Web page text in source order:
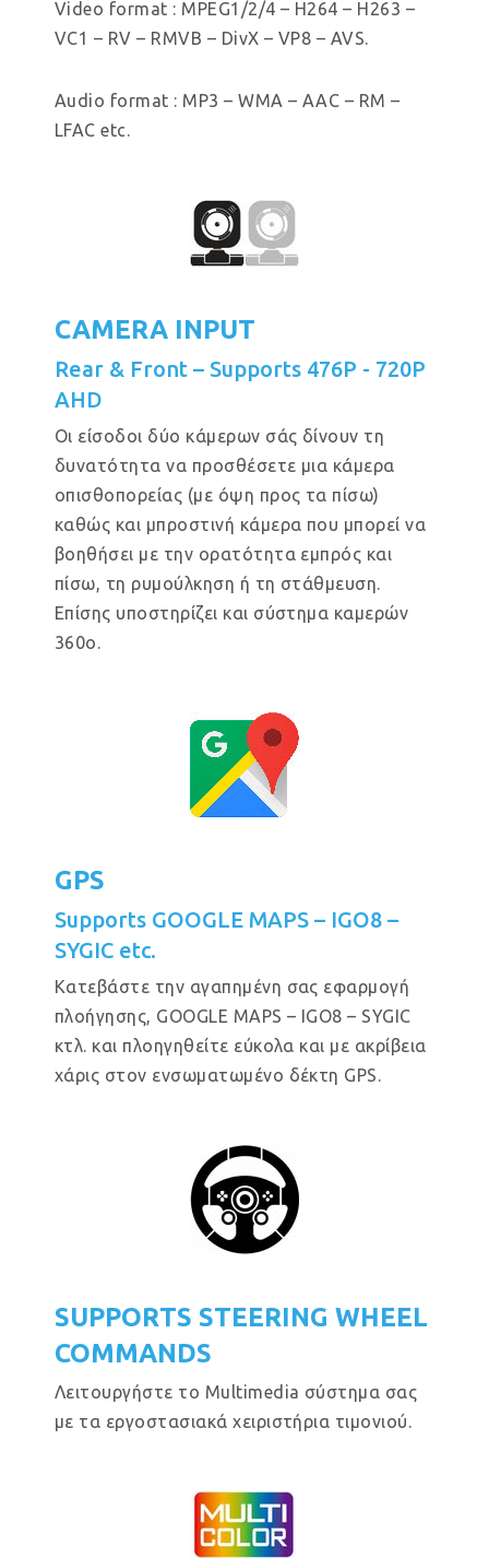
Video format : MPEG1/2/4 – H264 – H263 –
VC1 – RV – RMVB – DivX – VP8 – AVS.
Audio format : MP3 – WMA – AAC – RM –
LFAC etc.
CAMERA INPUT
Rear & Front – Supports 476P - 720P
AHD
Οι είσοδοι δύο κάμερων σάς δίνουν τη
δυνατότητα να προσθέσετε μια κάμερα
οπισθοπορείας (με όψη προς τα πίσω)
καθώς και μπροστινή κάμερα που μπορεί να
βοηθήσει με την ορατότητα εμπρός και
πίσω, τη ρυμούλκηση ή τη στάθμευση.
Επίσης υποστηρίζει και σύστημα καμερών
360ο.
GPS
Supports GOOGLE MAPS – IGO8 –
SYGIC etc.
Κατεβάστε την αγαπημένη σας εφαρμογή
πλοήγησης, GOOGLE MAPS – IGO8 – SYGIC
κτλ. και πλοηγηθείτε εύκολα και με ακρίβεια
χάρις στον ενσωματωμένο δέκτη GPS.
SUPPORTS STEERING WHEEL
COMMANDS
Λειτουργήστε το Multimedia σύστημα σας
με τα εργοστασιακά χειριστήρια τιμονιού.